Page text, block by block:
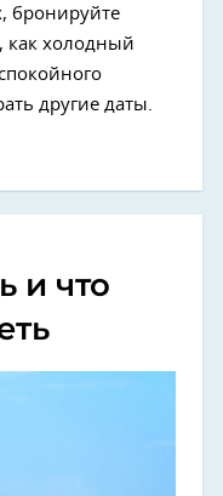
бронируйте
как холодный
другие даты.
и что